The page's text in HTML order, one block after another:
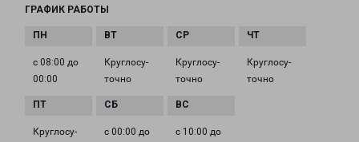
ГРАФИК РАБОТЫ
с 08:00 до
00:00
Круглосу­
точно
Круглосу­
точно
Круглосу­
точно
Круглосу­
с 00:00 до
с 10:00 до